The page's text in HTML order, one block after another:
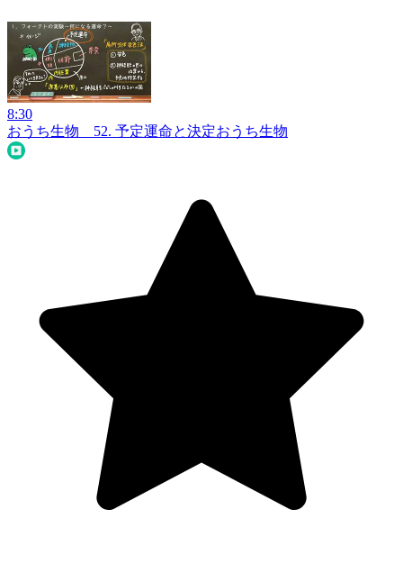
8:30
おうち生物 52. 予定運命と決定おうち生物